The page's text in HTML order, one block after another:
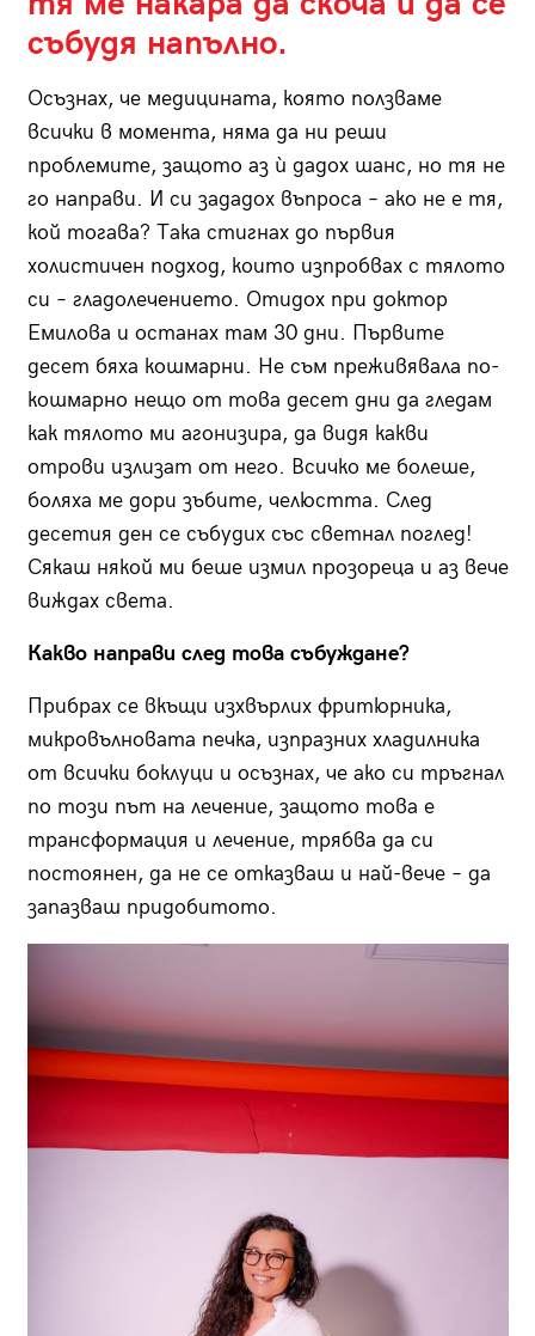
събудя напълно.
Осъзнах, че медицината, която ползваме
всички в момента, няма да ни реши
проблемите, защото аз ѝ дадох шанс, но тя не
го направи. И си зададох въпроса – ако не е тя,
кой тогава? Така стигнах до първия
холистичен подход, които изпробвах с тялото
си – гладолечението. Отидох при доктор
Емилова и останах там 30 дни. Първите
десет бяха кошмарни. Не съм преживявала по-
кошмарно нещо от това десет дни да гледам
как тялото ми агонизира, да видя какви
отрови излизат от него. Всичко ме болеше,
боляха ме дори зъбите, челюстта. След
десетия ден се събудих със светнал поглед!
Сякаш някой ми беше измил прозореца и аз вече
виждах света.
Какво направи след това събуждане?
Прибрах се вкъщи изхвърлих фритюрника,
микровълновата печка, изпразних хладилника
от всички боклуци и осъзнах, че ако си тръгнал
по този път на лечение, защото това е
трансформация и лечение, трябва да си
постоянен, да не се отказваш и най-вече – да
запазваш придобитото.